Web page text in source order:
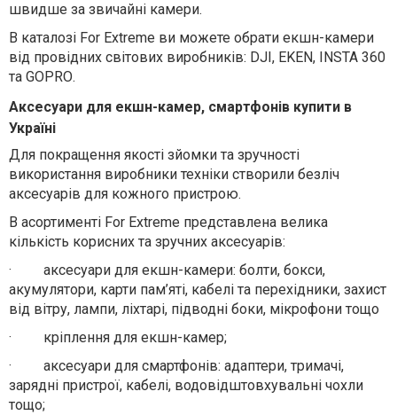
швидше за звичайні камери.
В каталозі For Extreme ви можете обрати екшн-камери
від провідних світових виробників: DJI , EKEN, INSTA 360
та GOPRO.
Аксесуари для екшн-камер, смартфонів купити в
Україні
Для покращення якості зйомки та зручності
використання виробники техніки створили безліч
аксесуарів для кожного пристрою.
В асортименті For Extreme представлена велика
кількість корисних та зручних аксесуарів:
·
аксесуари для екшн-камери: болти, бокси,
акумулятори, карти пам’яті, кабелі та перехідники, захист
від вітру, лампи, ліхтарі, підводні боки, мікрофони тощо
·
кріплення для екшн-камер;
·
аксесуари для смартфонів: адаптери, тримачі,
зарядні пристрої, кабелі, водовідштовхувальні чохли
тощо;